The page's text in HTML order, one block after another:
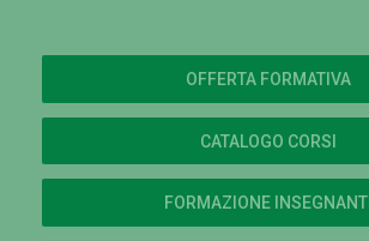
OFFERTA FORMATIVA
CATALOGO CORSI
FORMAZIONE INSEGNANTI